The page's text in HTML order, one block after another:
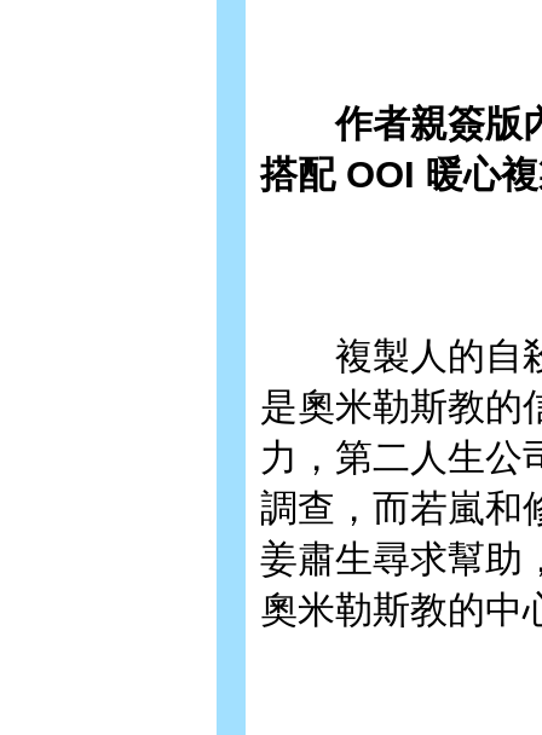
作者親簽版內
搭配 OOI 暖心
複製人的自殺
是奧米勒斯教的
力，第二人生公
調查，而若嵐和
姜肅生尋求幫助
奧米勒斯教的中